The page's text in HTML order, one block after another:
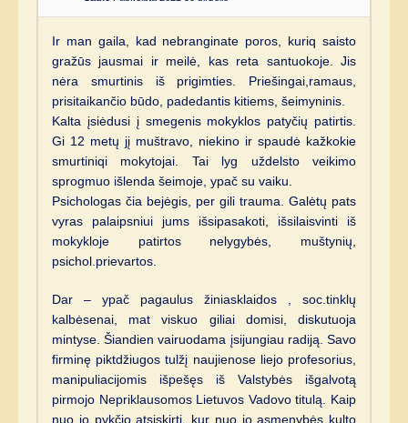
Ir man gaila, kad nebranginate poros, kuriq saisto
gražūs jausmai ir meilė, kas reta santuokoje. Jis
nėra smurtinis iš prigimties. Priešingai,ramaus,
prisitaikančio būdo, padedantis kitiems, šeimyninis.
Kalta įsiėdusi į smegenis mokyklos patyčių patirtis.
Gi 12 metų jį muštravo, niekino ir spaudė kažkokie
smurtiniqi mokytojai. Tai lyg uždelsto veikimo
sprogmuo išlenda šeimoje, ypač su vaiku.
Psichologas čia bejėgis, per gili trauma. Galėtų pats
vyras palaipsniui jums išsipasakoti, išsilaisvinti iš
mokykloje patirtos nelygybės, muštynių,
psichol.prievartos.
Dar – ypač pagaulus žiniasklaidos , soc.tinklų
kalbėsenai, mat viskuo giliai domisi, diskutuoja
mintyse. Šiandien vairuodama įsijungiau radiją. Savo
firminę piktdžiugos tulžį naujienose liejo profesorius,
manipuliacijomis išpešęs iš Valstybės išgalvotą
pirmojo Nepriklausomos Lietuvos Vadovo titulą. Kaip
nuo jo pykčio atsiskirti, kur nuo jo asmenybės kulto